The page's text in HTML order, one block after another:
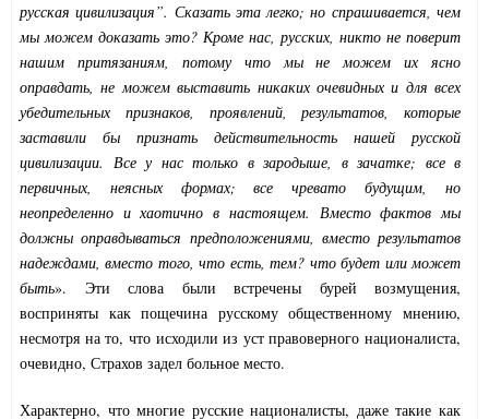
русская цивилизация”. Сказать эта легко; но спрашивается, чем
мы можем доказать это? Кроме нас, русских, никто не поверит
нашим притязаниям, потому что мы не можем их ясно
оправдать, не можем выставить никаких очевидных и для всех
убедительных признаков, проявлений, результатов, которые
заставили бы признать действительность нашей русской
цивилизации. Все у нас только в зародыше, в зачатке; все в
первичных, неясных формах; все чревато будущим, но
неопределенно и хаотично в настоящем. Вместо фактов мы
должны оправдываться предположениями, вместо результатов
надеждами, вместо того, что есть, тем? что будет или может
быть». Эти слова были встречены бурей возмущения,
восприняты как пощечина русскому общественному мнению,
несмотря на то, что исходили из уст правоверного националиста,
очевидно, Страхов задел больное место.
Характерно, что многие русские националисты, даже такие как